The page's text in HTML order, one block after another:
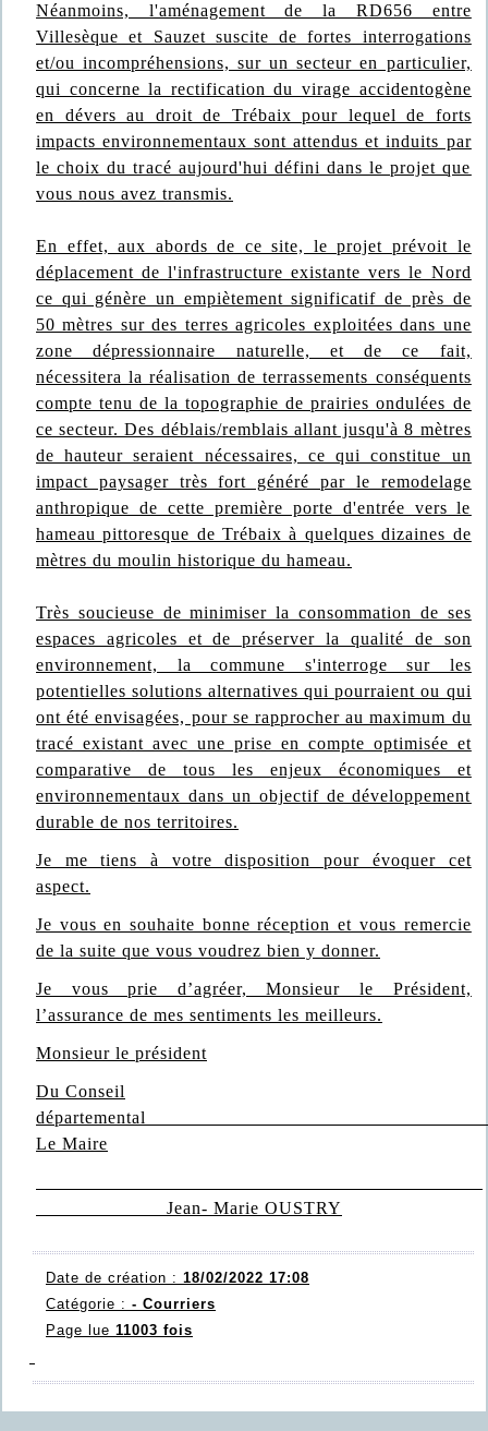
Néanmoins, l'aménagement de la RD656 entre
Villesèque et Sauzet suscite de fortes interrogations
et/ou incompréhensions, sur un secteur en particulier,
qui concerne la rectification du virage accidentogène
en dévers au droit de Trébaix pour lequel de forts
impacts environnementaux sont attendus et induits par
le choix du tracé aujourd'hui défini dans le projet que
vous nous avez transmis.
En effet, aux abords de ce site, le projet prévoit le
déplacement de l'infrastructure existante vers le Nord
ce qui génère un empiètement significatif de près de
50 mètres sur des terres agricoles exploitées dans une
zone dépressionnaire naturelle, et de ce fait,
nécessitera la réalisation de terrassements conséquents
compte tenu de la topographie de prairies ondulées de
ce secteur. Des déblais/remblais allant jusqu'à 8 mètres
de hauteur seraient nécessaires, ce qui constitue un
impact paysager très fort généré par le remodelage
anthropique de cette première porte d'entrée vers le
hameau pittoresque de Trébaix à quelques dizaines de
mètres du moulin historique du hameau.
Très soucieuse de minimiser la consommation de ses
espaces agricoles et de préserver la qualité de son
environnement, la commune s'interroge sur les
potentielles solutions alternatives qui pourraient ou qui
ont été envisagées, pour se rapprocher au maximum du
tracé existant avec une prise en compte optimisée et
comparative de tous les enjeux économiques et
environnementaux dans un objectif de développement
durable de nos territoires.
Je me tiens à votre disposition pour évoquer cet
aspect.
Je vous en souhaite bonne réception et vous remercie
de la suite que vous voudrez bien y donner.
Je vous prie d’agréer, Monsieur le Président,
l’assurance de mes sentiments les meilleurs.
Monsieur le président
Du Conseil
Le Maire
Jean- Marie OUSTRY
Date de création : 18/02/2022 17:08
Catégorie : - Courriers
Page lue 11003 fois